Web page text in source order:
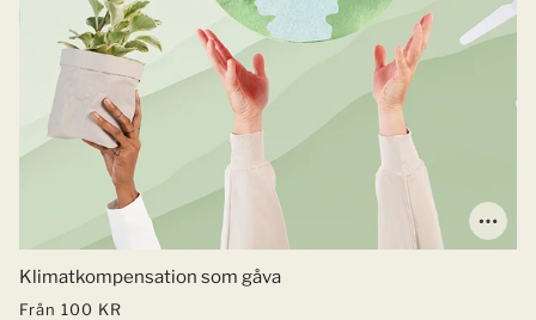
Klimatkompensation som gåva
Från 100 KR